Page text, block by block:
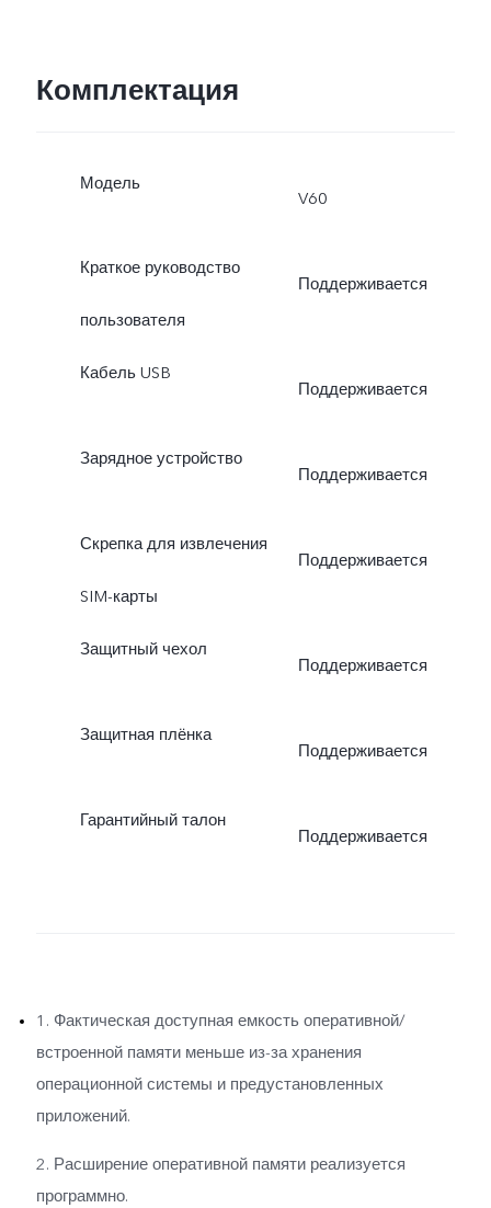
Комплектация
Модель
V60
Краткое руководство
пользователя
Поддерживается
Кабель USB
Поддерживается
Зарядное устройство
Поддерживается
Скрепка для извлечения
SIM-карты
Поддерживается
Защитный чехол
Поддерживается
Защитная плёнка
Поддерживается
Гарантийный талон
Поддерживается
1. Фактическая доступная емкость оперативной/
встроенной памяти меньше из-за хранения
операционной системы и предустановленных
приложений.
2. Расширение оперативной памяти реализуется
программно.